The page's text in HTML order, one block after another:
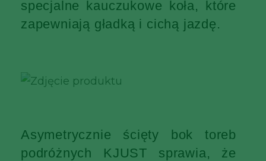
specjalne kauczukowe koła, które
zapewniają gładką i cichą jazdę.
Asymetrycznie ścięty bok toreb
podróżnych KJUST sprawia, że